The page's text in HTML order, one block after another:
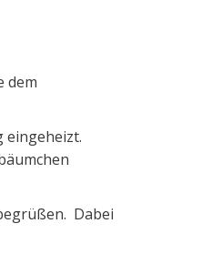
dem
eingeheizt.
Dabei